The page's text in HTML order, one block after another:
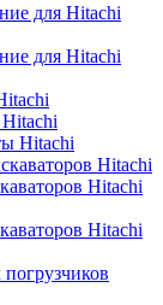
для Hitachi
для Hitachi
Hitachi
Hitachi
Hitachi
Hitachi